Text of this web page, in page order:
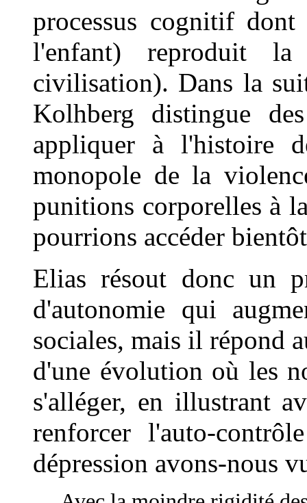
processus cognitif dont
l'enfant) reproduit
civilisation). Dans la
Kolhberg distingue
appliquer à l'histoire
monopole de la
punitions corporelles à
pourrions accéder
Elias résout donc un
d'autonomie qui
sociales, mais il répond
d'une évolution où les
s'alléger, en illustrant
renforcer l'auto-
dépression avons-nous